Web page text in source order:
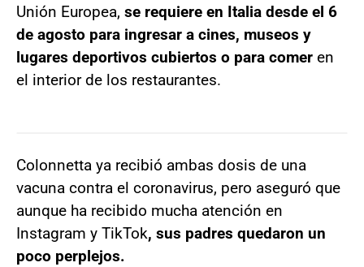
Unión Europea, se requiere en Italia desde el 6
de agosto para ingresar a cines, museos y
lugares deportivos cubiertos o para comer en
el interior de los restaurantes.
Colonnetta ya recibió ambas dosis de una
vacuna contra el coronavirus, pero aseguró que
aunque ha recibido mucha atención en
Instagram y TikTok, sus padres quedaron un
poco perplejos.